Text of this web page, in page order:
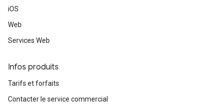
iOS
Web
Services Web
Infos produits
Tarifs et forfaits
Contacter le service commercial